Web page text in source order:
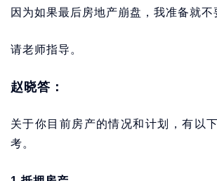
因为如果最后房地产崩盘，我准备就不
请老师指导。
赵晓答：
关于你目前房产的情况和计划，有以
考。